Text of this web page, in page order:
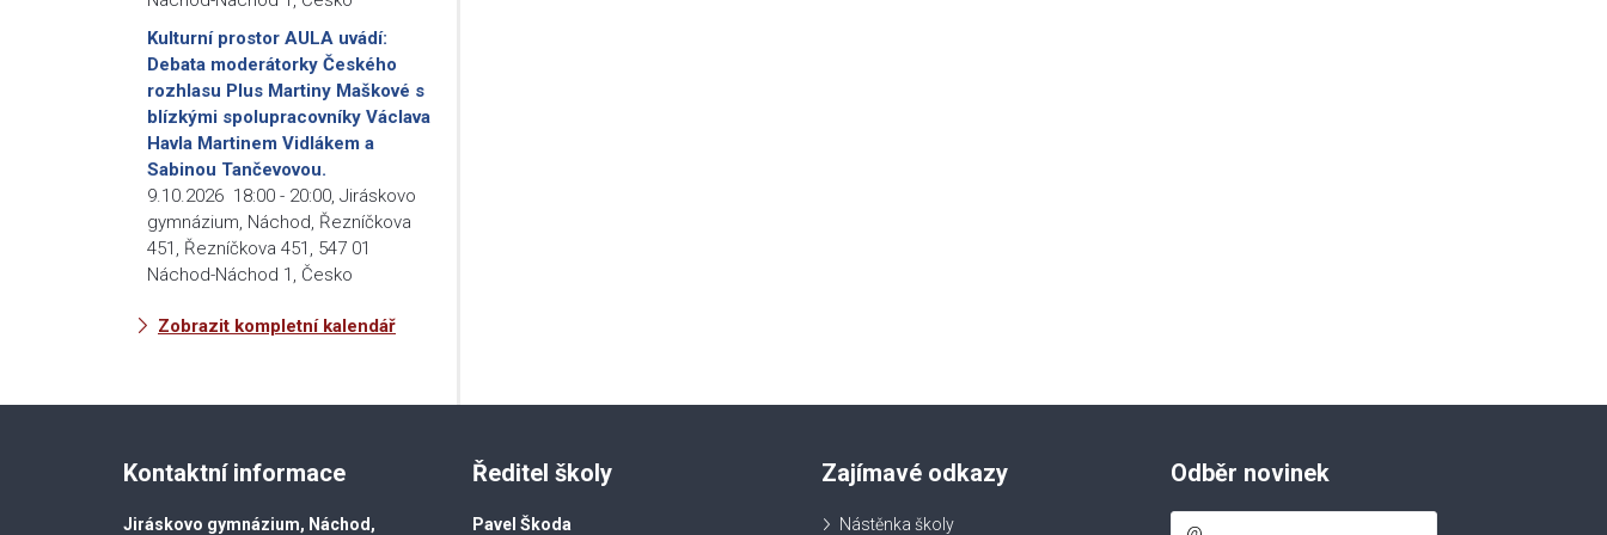
Kulturní prostor AULA uvádí:
Debata moderátorky Českého
rozhlasu Plus Martiny Maškové s
blízkými spolupracovníky Václava
Havla Martinem Vidlákem a
Sabinou Tančevovou.
9.10.2026 18:00 - 20:00 Jiráskovo
gymnázium, Náchod, Řezníčkova
451, Řezníčkova 451, 547 01
Náchod-Náchod 1, Česko
Zobrazit kompletní kalendář
Kontaktní informace
Jiráskovo gymnázium, Náchod,
Ředitel školy
Pavel Škoda
Zajímavé odkazy
Nástěnka školy
Odběr novinek